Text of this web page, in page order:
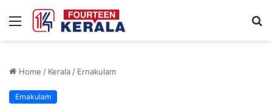
Menu
Home / Kerala/ Ernakulam
Ernakulam